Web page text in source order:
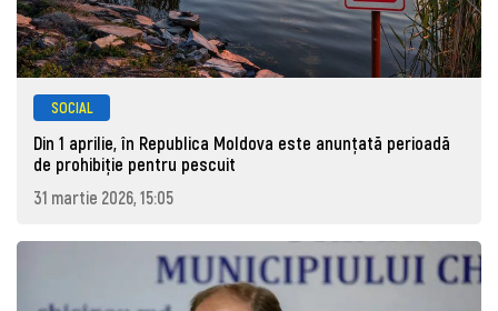
SOCIAL
Din 1 aprilie, în Republica Moldova este anunţată perioadă
de prohibiţie pentru pescuit
31 martie 2026, 15:05